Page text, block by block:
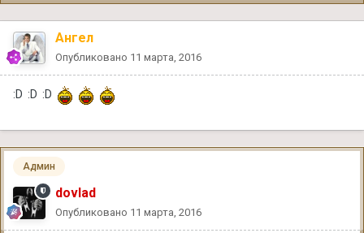
Ангел
Опубликовано 11 марта, 2016
:D :D :D
Админ
dovlad
Опубликовано 11 марта, 2016